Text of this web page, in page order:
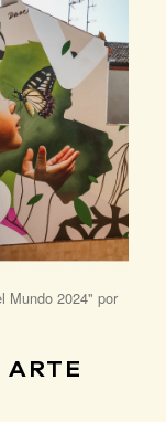
Mundo 2024" por